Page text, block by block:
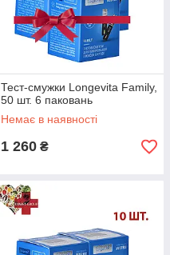
Тест-смужки Longevita Family,
50 шт. 6 паковань
Немає в наявності
1 260 ₴